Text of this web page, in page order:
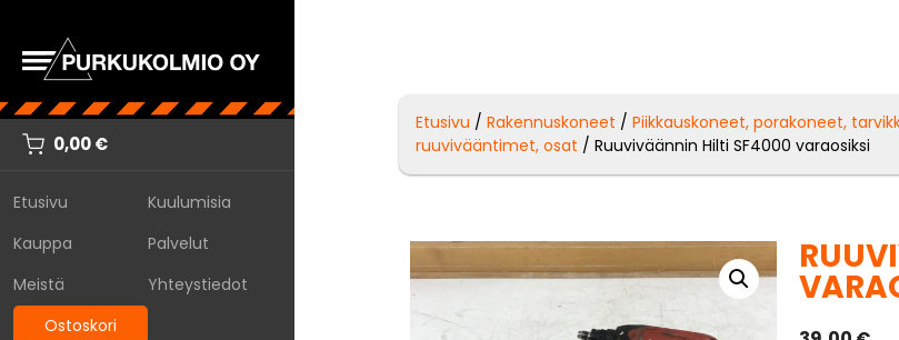
0,00€
Etusivu
Kuulumisia
Kauppa
Palvelut
Meistä
Yhteystiedot
Ostoskori
Etusivu /Rakennuskoneet /Piikkauskoneet, porakoneet,
ruuvivääntimet, osat / Ruuviväännin Hilti SF4000 varaosiksi